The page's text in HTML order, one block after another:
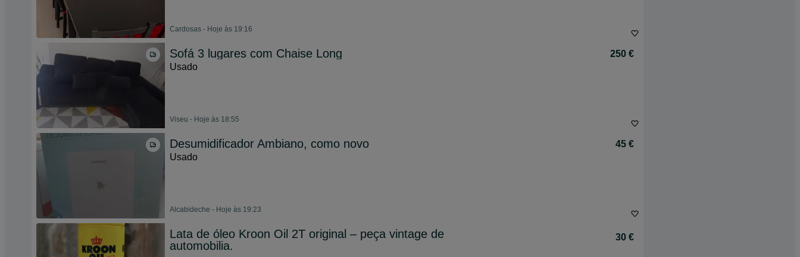
Cardosas - Hoje às 19:16
Sofá 3 lugares com Chaise Long
250 €
Usado
Viseu - Hoje às 18:55
Desumidificador Ambiano, como novo
45 €
Usado
Alcabideche - Hoje às 19:23
Lata de óleo Kroon Oil 2T original – peça vintage de
automobilia.
30 €